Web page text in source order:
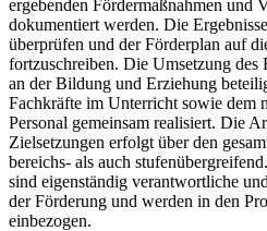
ergebenden Fördermaßnahmen und
dokumentiert werden. Die
überprüfen und der Förderplan auf
fortzuschreiben. Die Umsetzung
an der Bildung und Erziehung
Fachkräfte im Unterricht sowie dem
Personal gemeinsam realisiert. Die
Zielsetzungen erfolgt über den
bereichs- als auch
sind eigenständig verantwortliche
der Förderung und werden in den
einbezogen.